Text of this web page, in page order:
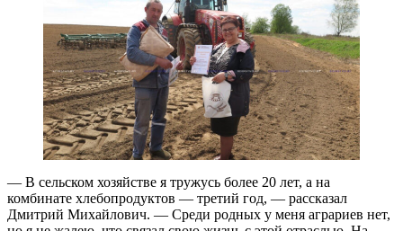
— В сельском хозяйстве я тружусь более 20 лет, а на
комбинате хлебопродуктов — третий год, — рассказал
Дмитрий Михайлович. — Среди родных у меня аграриев нет,